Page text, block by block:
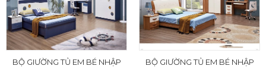
BỘ GIƯỜNG TỦ EM BÉ NHẬP
BỘ GIƯỜNG TỦ EM BÉ NHẬP